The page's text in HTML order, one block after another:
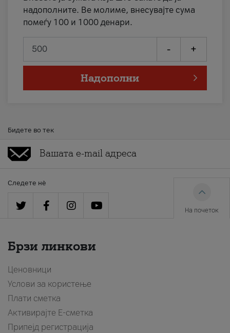
надополните. Ве молиме, внесувајте сума
помеѓу 100 и 1000 денари.
- +
Надополни
Бидете во тек
Следете нè
На почеток
Брзи линкови
Ценовници
Услови за користење
Плати сметка
Активирајте Е-сметка
Припејд регистрација